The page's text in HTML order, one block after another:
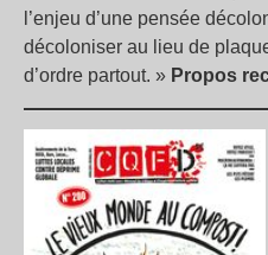
l’enjeu d’une pensée
décoloniser au lieu de
d’ordre partout. » Propos